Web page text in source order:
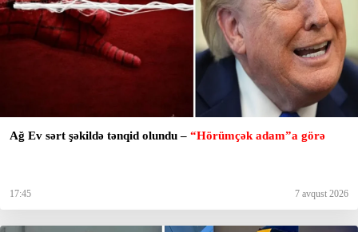
Ağ Ev sərt şəkildə tənqid olundu – “Hörümçək adam”a görə
17:45 7 avqust 2026